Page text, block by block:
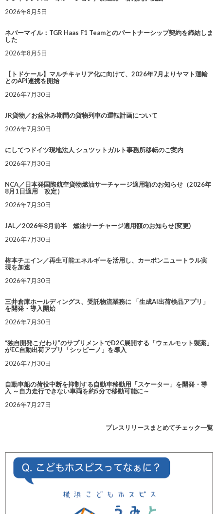
2026年8月5日
ネバーマイル：TGR Haas F1 Teamとのパートナーシップ契約を締結しま
した
2026年8月5日
【トドケール】マルチキャリア化に向けて、2026年7月よりヤマト運輸
とのAPI連携を開始
2026年7月30日
JR貨物／お盆休み期間の貨物列車の運転計画について
2026年7月30日
にしてつドイツ現地法人 シュツットガルト事務所移転のご案内
2026年7月30日
NCA／日本発国際航空貨物燃油サーチャージ適用額のお知らせ（2026年
8月1日適用 改定）
2026年7月30日
JAL／2026年8月前半 燃油サーチャージ適用額のお知らせ(変更)
2026年7月30日
椿本チエイン／再生可能エネルギーを活用し、カーボンニュートラル実
現を加速
2026年7月30日
三井倉庫ホールディングス、受託物流業務に 「生成AI出荷検品アプリ」
を開発・導入開始
2026年7月30日
“独自開発こだわり”のサプリメントでD2C展開する「ウェルモット製薬」
がEC自動出荷アプリ「シッピーノ」を導入
2026年7月30日
自動車船の荷役中断を抑制する自動車移動用「スケーター」を開発・導
入 ～自力走行できない車両を約5分で移動可能に～
2026年7月27日
プレスリリースまとめてチェック一覧